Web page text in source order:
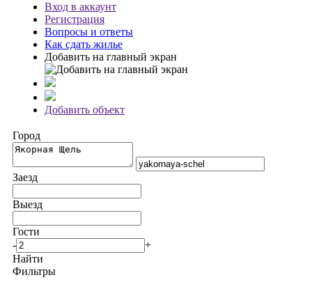
Вход в аккаунт
Регистрация
Вопросы и ответы
Как сдать жилье
Добавить на главный экран
Добавить объект
Город
Заезд
Выезд
Гости
-
+
Найти
Фильтры